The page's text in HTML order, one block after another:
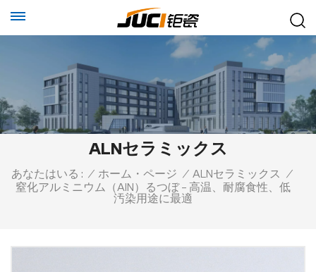
ALNセラミックス
あなたはいる : / ホーム・ページ / ALNセラミックス /
窒化アルミニウム（AlN）るつぼ – 高温、耐腐食性、低
汚染用途に最適